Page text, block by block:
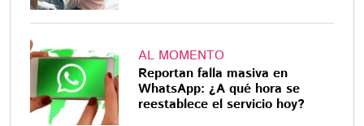
AL MOMENTO
Reportan falla masiva en
WhatsApp: ¿A qué hora se
reestablece el servicio hoy?